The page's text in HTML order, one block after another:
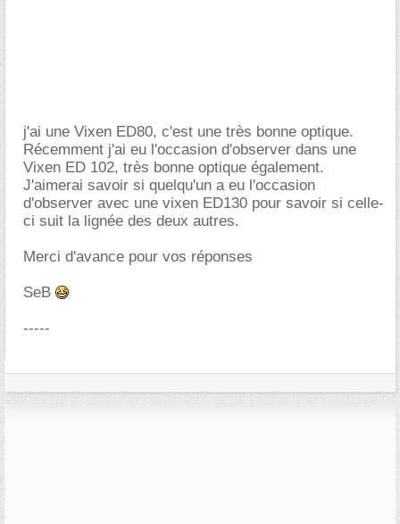
j'ai une Vixen ED80, c'est une très bonne optique.
Récemment j'ai eu l'occasion d'observer dans une
Vixen ED 102, très bonne optique également.
J'aimerai savoir si quelqu'un a eu l'occasion
d'observer avec une vixen ED130 pour savoir si celle-
ci suit la lignée des deux autres.
Merci d'avance pour vos réponses
SeB
-----